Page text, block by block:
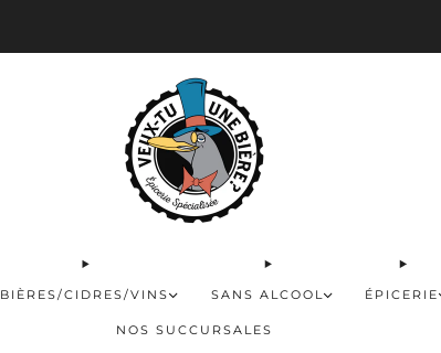
BIÈRES/CIDRES/VINS SANS ALCOOL ÉPICERIE
NOS SUCCURSALES